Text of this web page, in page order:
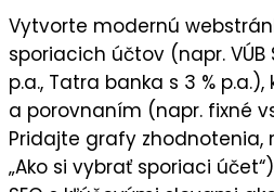
Vytvorte modernú
sporiacich účtov (napr. VÚB
p.a., Tatra banka s 3 %
a porovnaním (napr. fixné
Pridajte grafy zhodnotenia,
„Ako si vybrať sporiaci